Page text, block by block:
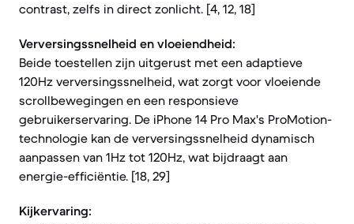
contrast, zelfs in direct zonlicht. [4, 12, 18]
Verversingssnelheid en vloeiendheid:
Beide toestellen zijn uitgerust met een adaptieve
120Hz verversingssnelheid, wat zorgt voor vloeiende
scrollbewegingen en een responsieve
gebruikerservaring. De iPhone 14 Pro Max's ProMotion-
technologie kan de verversingssnelheid dynamisch
aanpassen van 1Hz tot 120Hz, wat bijdraagt aan
energie-efficiëntie. [18, 29]
Kijkervaring: